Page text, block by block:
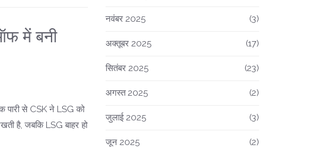
में बनी
पारी से CSK ने LSG को
है, जबकि LSG बाहर हो
नवंबर 2025 (3)
अक्तूबर 2025 (17)
सितंबर 2025 (23)
अगस्त 2025 (2)
जुलाई 2025 (3)
जून 2025 (2)